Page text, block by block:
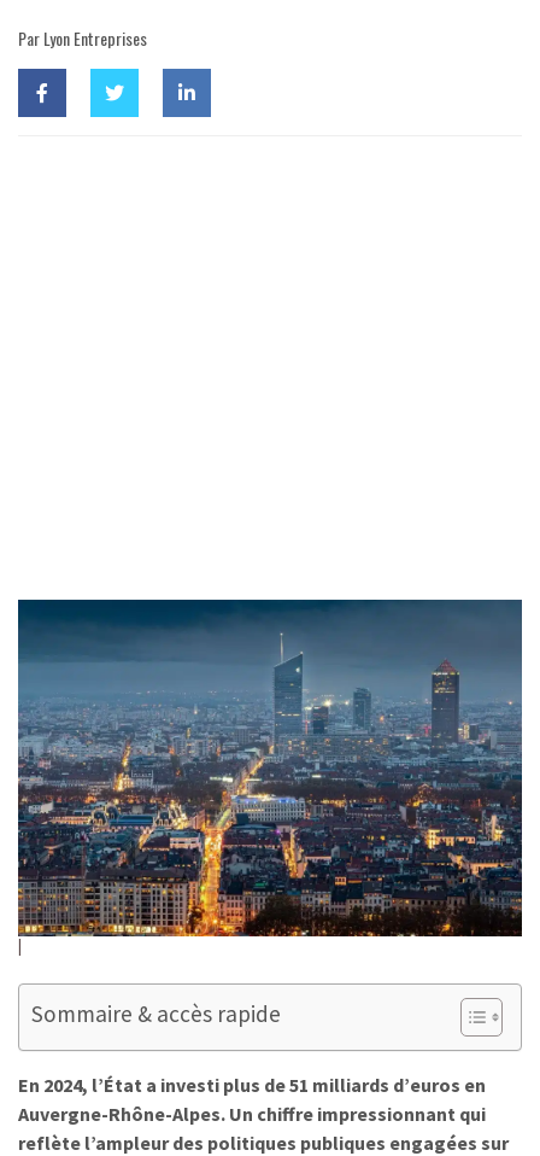
Par Lyon Entreprises
Sommaire & accès rapide
En 2024, l’État a investi plus de 51 milliards d’euros en
Auvergne-Rhône-Alpes. Un chiffre impressionnant qui
reflète l’ampleur des politiques publiques engagées sur